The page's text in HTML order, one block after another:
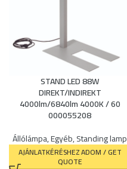
STAND LED 88W
DIREKT/INDIREKT
4000lm/6840lm 4000K / 60
000055208
Állólámpa,Egyéb,Standing lamp
AJÁNLATKÉRÉSHEZ ADOM / GET
QUOTE